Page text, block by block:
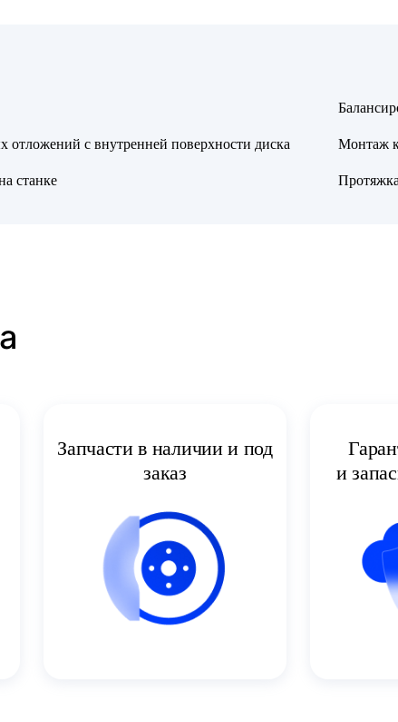
отложений с внутренней поверхности диска
станке
Монтаж
Запчасти в наличии и под
заказ
и